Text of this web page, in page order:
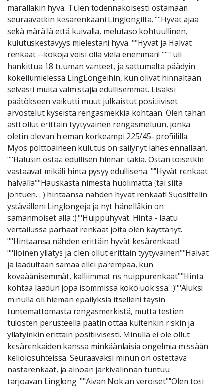
märälläkin hyvä. Tulen todennäköisesti ostamaan
seuraavatkin kesärenkaani Linglongilta. ""Hyvät ajaa
sekä märällä että kuivalla, melutaso kohtuullinen,
kulutuskestävyys mielestäni hyvä. ""Hyvät ja Halvat
renkaat --kokoja voisi olla vielä enemmän! ""Tuli
hankittua 18 tuuman vanteet, ja sattumalta päädyin
kokeilumielessä LingLongeihin, kun olivat hinnaltaan
selvästi muita valmistajia edullisemmat. Lisäksi
päätökseen vaikutti muut julkaistut positiiviset
arvostelut kyseistä rengasmekkiä kohtaan. Olen tähän
asti ollut erittäin tyytyväinen rengasmeluun, jonka
oletin olevan hieman korkeampi 225/45- profiililla.
Myös polttoaineen kulutus on säilynyt lähes ennallaan.
""Halusin ostaa edullisen hinnan takia. Ostan toisetkin
vastaavat mikäli hinta pysyy edullisena. ""Hyvät renkaat
halvalla""Hauskasta nimestä huolimatta (tai siitä
johtuen. . ) hintaansa nähden hyvät renkaat! Suosittelin
ystävälleni Linglongeja ja nyt hänelläkin on
samanmoiset alla :)""Huippuhyvät. Hinta - laatu
vertailussa parhaat renkaat joita olen käyttänyt.
""Hintaansa nähden erittäin hyvät kesärenkaat!
""Iloinen yllätys ja olen ollut erittäin tyytyväinen""Halvat
ja laadultaan samaa ellei parempaa, kun
kovaäänisemmät, kalliimmat ns huippurenkaat""Hinta
kohtaa laadun jopa isommissa kokoluokissa. :)""Aluksi
minulla oli hieman epäilyksiä itselleni täysin
tuntemattomasta rengasmerkistä, mutta testien
tulosten perusteella päätin ottaa kuitenkin riskin ja
yllätyinkin erittäin positiivisesti. Minulla ei ole ollut
kesärenkaiden kanssa minkäänlaisia ongelmia missään
keliolosuhteissa. Seuraavaksi minun on ostettava
nastarenkaat, ja ainoan järkivalinnan tuntuu
tarjoavan Linglong. ""Aivan Nokian veroiset""Olen tosi